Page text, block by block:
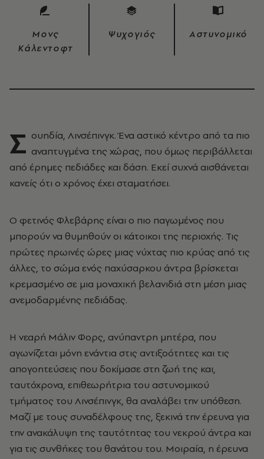
Μονς
Κάλεντοφτ
Ψυχογιός Αστυνομικό
Σ ουηδία, Λινσέπινγκ. Ένα αστικό κέντρο από τα πιο
αναπτυγμένα της χώρας, που όμως περιβάλλεται
από έρημες πεδιάδες και δάση. Εκεί συχνά αισθάνεται
κανείς ότι ο χρόνος έχει σταματήσει.
Ο φετινός Φλεβάρης είναι ο πιο παγωμένος που
μπορούν να θυμηθούν οι κάτοικοι της περιοχής. Τις
πρώτες πρωινές ώρες μιας νύχτας πιο κρύας από τις
άλλες, το σώμα ενός παχύσαρκου άντρα βρίσκεται
κρεμασμένο σε μια μοναχική βελανιδιά στη μέση μιας
ανεμοδαρμένης πεδιάδας.
Η νεαρή Μάλιν Φορς, ανύπαντρη μητέρα, που
αγωνίζεται μόνη ενάντια στις αντιξοότητες και τις
απογοητεύσεις που δοκίμασε στη ζωή της και,
ταυτόχρονα, επιθεωρήτρια του αστυνομικού
τμήματος του Λινσέπινγκ, θα αναλάβει την υπόθεση.
Μαζί με τους συναδέλφους της, ξεκινά την έρευνα για
την ανακάλυψη της ταυτότητας του νεκρού άντρα και
για τις συνθήκες του θανάτου του. Μοιραία, η έρευνα